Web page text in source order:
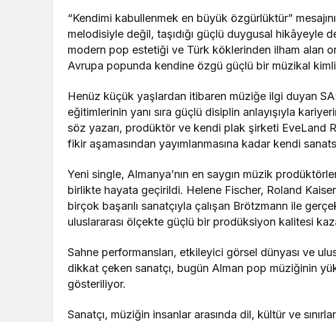
“Kendimi kabullenmek en büyük özgürlüktür”
melodisiyle değil, taşıdığı güçlü duygusal hikâyeyle
modern pop estetiği ve Türk köklerinden ilham alan
Avrupa popunda kendine özgü güçlü bir müzikal
Henüz küçük yaşlardan itibaren müziğe ilgi duyan
eğitimlerinin yanı sıra güçlü disiplin anlayışıyla
söz yazarı, prodüktör ve kendi plak şirketi EveLand
fikir aşamasından yayımlanmasına kadar kendi
Yeni single, Almanya’nın en saygın müzik
birlikte hayata geçirildi. Helene Fischer, Roland
birçok başarılı sanatçıyla çalışan Brötzmann ile
uluslararası ölçekte güçlü bir prodüksiyon kalitesi
Sahne performansları, etkileyici görsel dünyası ve
dikkat çeken sanatçı, bugün Alman pop müziğinin
gösteriliyor.
Sanatçı, müziğin insanlar arasında dil, kültür ve